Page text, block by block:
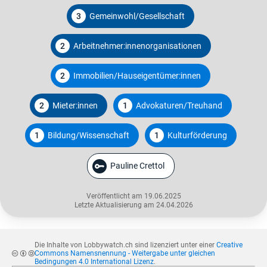
3 Gemeinwohl/Gesellschaft
2 Arbeitnehmer:innenorganisationen
2 Immobilien/Hauseigentümer:innen
2 Mieter:innen 1 Advokaturen/Treuhand
1 Bildung/Wissenschaft 1 Kulturförderung
Pauline Crettol
Veröffentlicht am 19.06.2025
Letzte Aktualisierung am 24.04.2026
Die Inhalte von Lobbywatch.ch sind lizenziert unter einer Creative
Commons Namensnennung - Weitergabe unter gleichen
Bedingungen 4.0 International Lizenz.